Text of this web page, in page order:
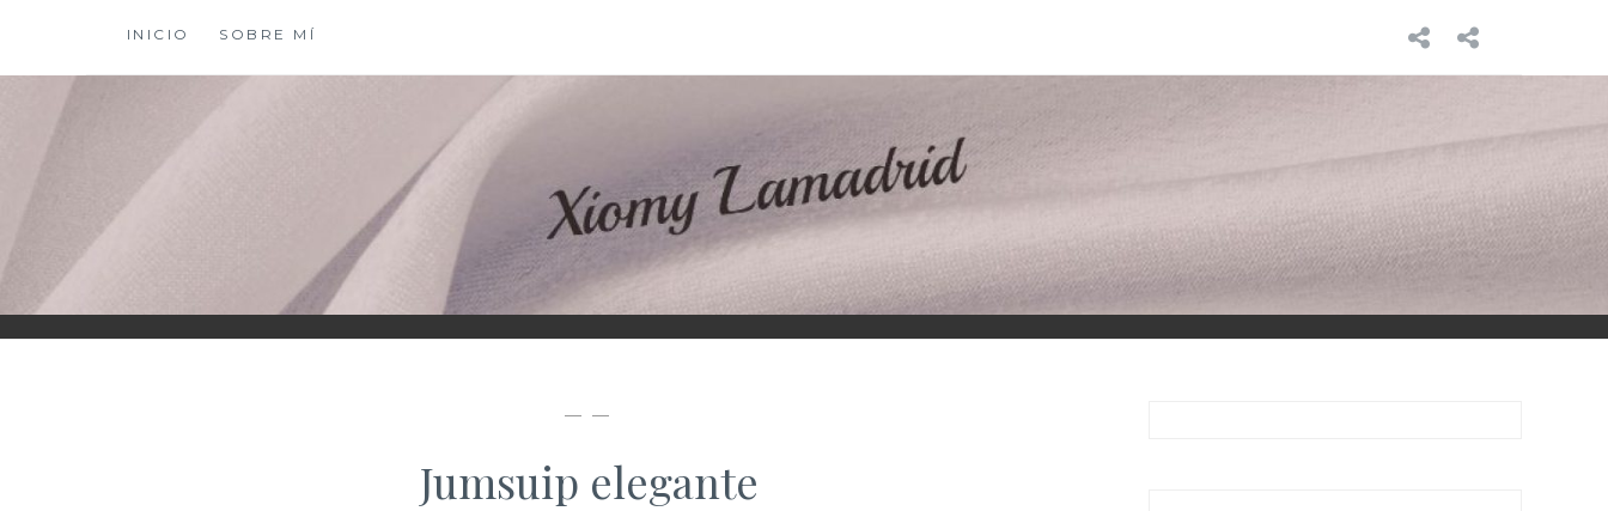
contenido
INICIO SOBRE MÍ INICIO
XIOMY LAMADRID
— —
Jumsuip elegante